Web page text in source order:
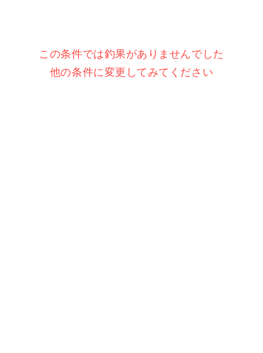
この条件では釣果がありませんでした
他の条件に変更してみてください